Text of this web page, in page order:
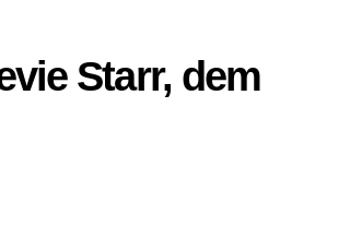
Starr, dem